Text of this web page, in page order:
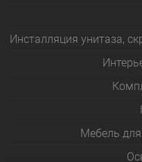
Инсталляция унитаза,
Мебель